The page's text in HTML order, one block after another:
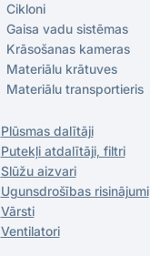
Cikloni
Gaisa vadu sistēmas
Krāsošanas kameras
Materiālu krātuves
Materiālu transportieris
Plūsmas dalītāji
Putekļi atdalītāji, filtri
Slūžu aizvari
Ugunsdrošības risinājumi
Vārsti
Ventilatori